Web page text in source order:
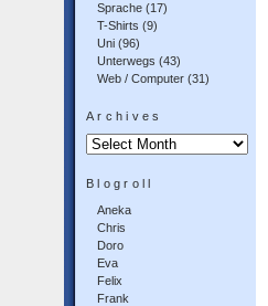
Sprache (17)
T-Shirts (9)
Uni (96)
Unterwegs (43)
Web / Computer (31)
Archives
Archives
Blogroll
Aneka
Chris
Doro
Eva
Felix
Frank